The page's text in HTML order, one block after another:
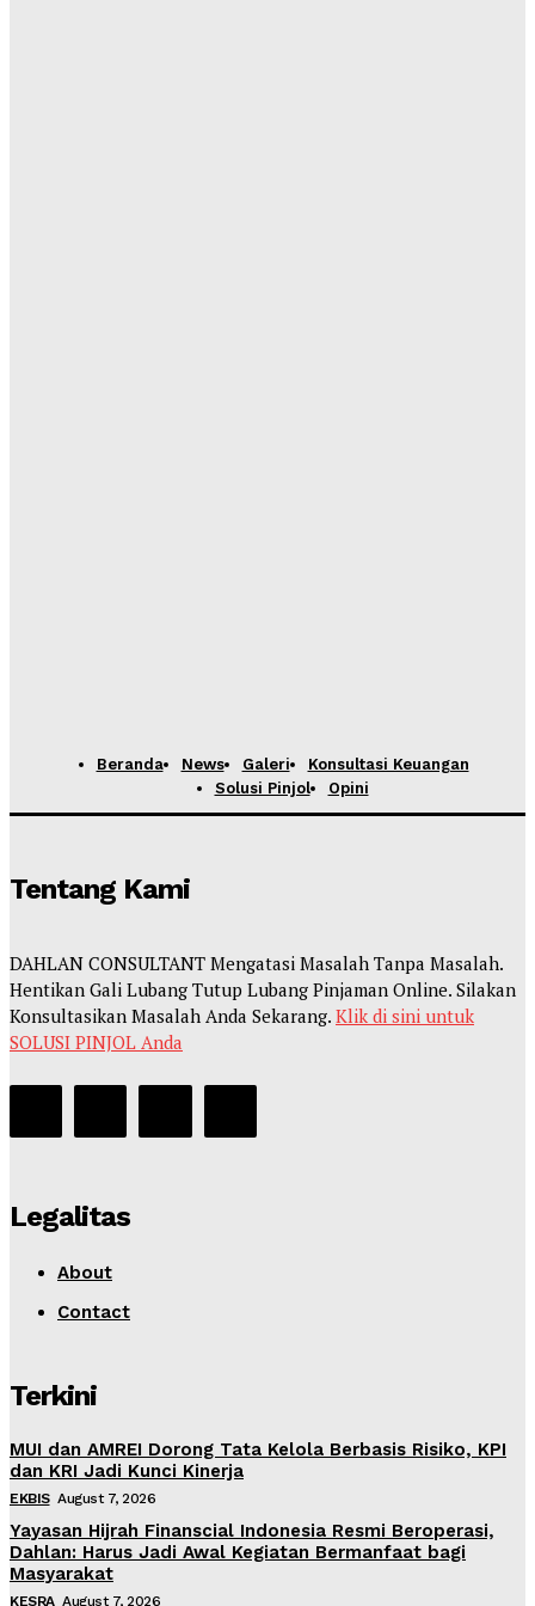
Beranda News Galeri
Konsultasi Keuangan
Solusi Pinjol
Opini
Tentang Kami
DAHLAN CONSULTANT Mengatasi Masalah Tanpa Masalah.
Hentikan Gali Lubang Tutup Lubang Pinjaman Online. Silakan
Konsultasikan Masalah Anda Sekarang. Klik di sini untuk
SOLUSI PINJOL Anda
Legalitas
About
Contact
Terkini
MUI dan AMREI Dorong Tata Kelola Berbasis Risiko, KPI
dan KRI Jadi Kunci Kinerja
EKBIS August 7, 2026
Yayasan Hijrah Finanscial Indonesia Resmi Beroperasi,
Dahlan: Harus Jadi Awal Kegiatan Bermanfaat bagi
Masyarakat
KESRA August 7, 2026